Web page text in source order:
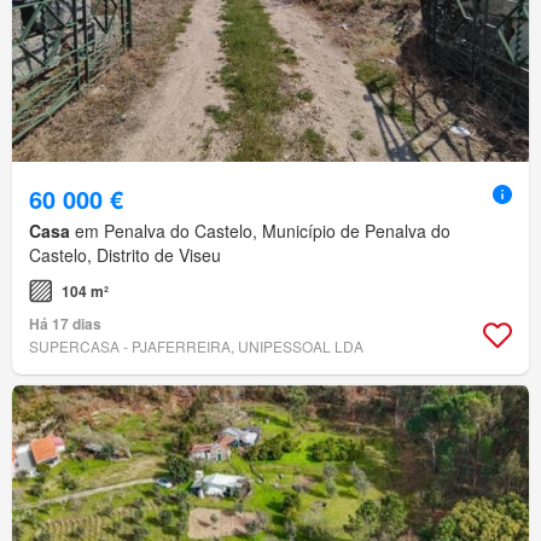
60 000 €
Casa em Penalva do Castelo, Município de Penalva do
Castelo, Distrito de Viseu
104 m²
Há 17 dias
SUPERCASA - PJAFERREIRA, UNIPESSOAL LDA